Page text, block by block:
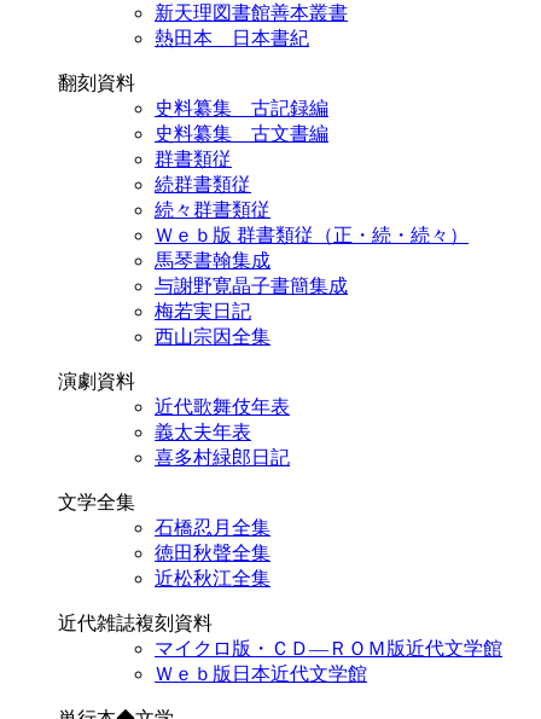
新天理図書館善本叢書
熱田本 日本書紀
翻刻資料
史料纂集 古記録編
史料纂集 古文書編
群書類従
続群書類従
続々群書類従
Ｗｅｂ版 群書類従（正・続・続々）
馬琴書翰集成
与謝野寛晶子書簡集成
梅若実日記
西山宗因全集
演劇資料
近代歌舞伎年表
義太夫年表
喜多村緑郎日記
文学全集
石橋忍月全集
徳田秋聲全集
近松秋江全集
近代雑誌複刻資料
マイクロ版・ＣＤ―ＲＯＭ版近代文学館
Ｗｅｂ版日本近代文学館